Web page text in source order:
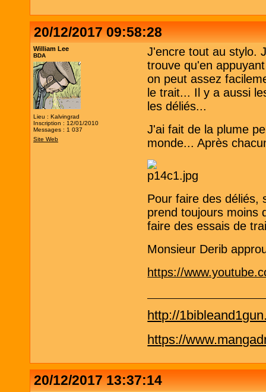
20/12/2017 09:58:28
William Lee
BDA
Lieu : Kalvingrad
Inscription : 12/01/2010
Messages : 1 037
Site Web
J'encre tout au stylo.
trouve qu'en
on peut assez
le trait... Il y a aussi
les déliés...
J'ai fait de la plume
monde... Après
Pour faire des déliés,
prend toujours moins
faire des essais de
Monsieur Derib
https://
http://
https://
20/12/2017 13:37:14